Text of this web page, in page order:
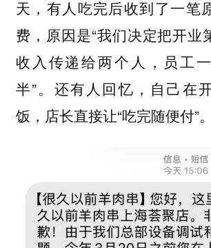
天，有人吃完后收到了一笔
费，原因是“我们决定把开业
收入传递给两个人，员工
半”。还有人回忆，自己在
饭，店长直接让“吃完随便付”。